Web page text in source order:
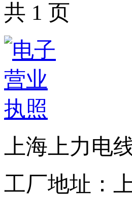
共 1 页
上海上力电
工厂地址：